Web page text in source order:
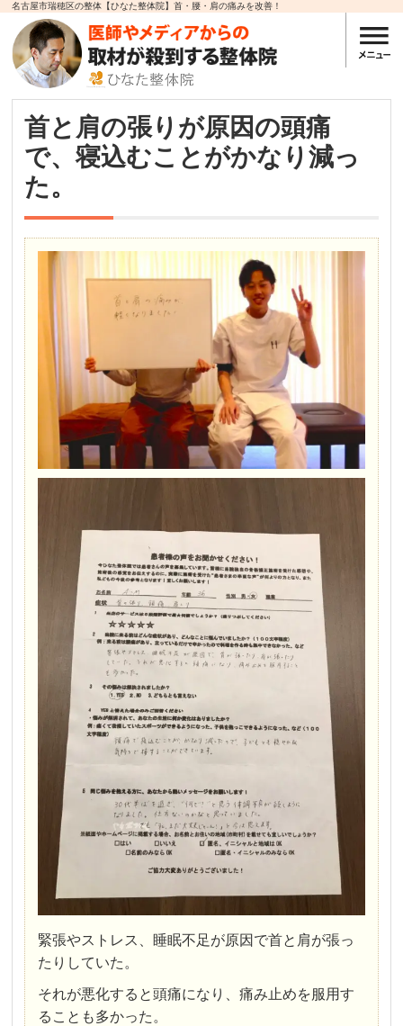
名古屋市瑞穂区の整体【ひなた整体院】首・腰・肩の痛みを改善！
首と肩の張りが原因の頭痛
で、寝込むことがかなり減っ
た。
緊張やストレス、睡眠不足が原因で首と肩が張っ
たりしていた。
それが悪化すると頭痛になり、痛み止めを服用す
ることも多かった。